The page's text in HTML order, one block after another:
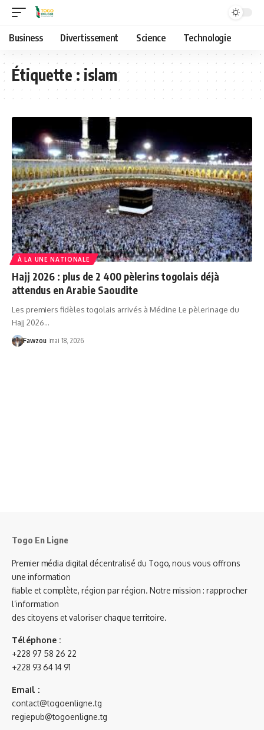
Business Divertissement Science Technologie
Étiquette :islam
À LA UNE NATIONALE
Hajj 2026 : plus de 2 400 pèlerins togolais déjà
attendus en Arabie Saoudite
Les premiers fidèles togolais arrivés à Médine Le pèlerinage du
Hajj 2026…
Fawzou mai 18, 2026
Togo En Ligne
Premier média digital décentralisé du Togo, nous vous offrons
une information
fiable et complète, région par région. Notre mission : rapprocher
l’information
des citoyens et valoriser chaque territoire.
Téléphone :
+228 97 58 26 22
+228 93 64 14 91
Email :
contact@togoenligne.tg
regiepub@togoenligne.tg